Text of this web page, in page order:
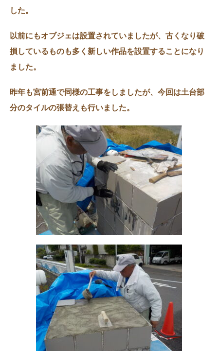
した。
以前にもオブジェは設置されていましたが、古くなり破
損しているものも多く新しい作品を設置することになり
ました。
昨年も宮前通で同様の工事をしましたが、今回は土台部
分のタイルの張替えも行いました。